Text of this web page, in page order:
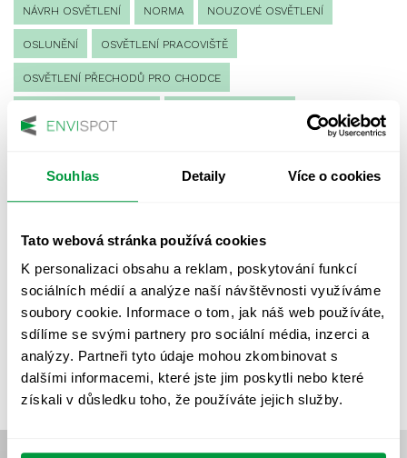
Souhlas Detaily Více o cookies
Tato webová stránka používá cookies
K personalizaci obsahu a reklam, poskytování funkcí
sociálních médií a analýze naší návštěvnosti využíváme
soubory cookie. Informace o tom, jak náš web používáte,
sdílíme se svými partnery pro sociální média, inzerci a
analýzy. Partneři tyto údaje mohou zkombinovat s
dalšími informacemi, které jste jim poskytli nebo které
získali v důsledku toho, že používáte jejich služby.
NÁVRH OSVĚTLENÍ NORMA NOUZOVÉ OSVĚTLENÍ
OSLUNĚNÍ OSVĚTLENÍ PRACOVIŠTĚ
OSVĚTLENÍ PŘECHODŮ PRO CHODCE
PROVOZNÍ DENÍK NOUZOVÉHO OSVĚTLENÍ
UMĚLÉ OSVĚTLENÍ VEŘEJNÉ OSVĚTLENÍ
VÝPOČET OSVĚTLENÍ VÝPOČET ZASTÍNĚNÍ
VÝPOČTY A NÁVRHY ZASTÍNĚNÍ